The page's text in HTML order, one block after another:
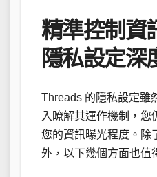
精準控制資
隱私設定深
Threads 的隱私設定雖
入瞭解其運作機制，您
您的資訊曝光程度。除
外，以下幾個方面也值